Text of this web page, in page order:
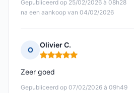
Gepubliceerd op 25/02/2026 à 08h28
na een aankoop van 04/02/2026
O
Olivier C.
Opmerking: 5 van 5
Gepubliceerd op 07/02/2026 à 09h49
Zeer goed